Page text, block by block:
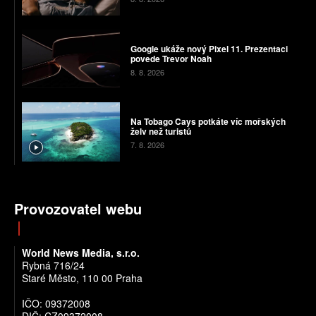
Google ukáže nový Pixel 11. Prezentaci
povede Trevor Noah
8. 8. 2026
Na Tobago Cays potkáte víc mořských
želv než turistů
7. 8. 2026
Provozovatel webu
World News Media, s.r.o.
Rybná 716/24
Staré Město, 110 00 Praha
IČO: 09372008